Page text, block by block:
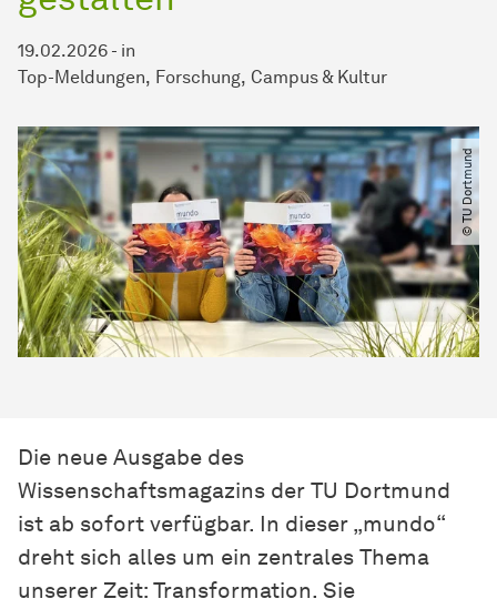
19.02.2026 - in
Top-Meldungen Forschung Campus & Kultur
© TU Dortmund
Die neue Ausgabe des
Wissenschaftsmagazins der TU Dortmund
ist ab sofort verfügbar. In dieser „mundo“
dreht sich alles um ein zentrales Thema
unserer Zeit: Transformation. Sie